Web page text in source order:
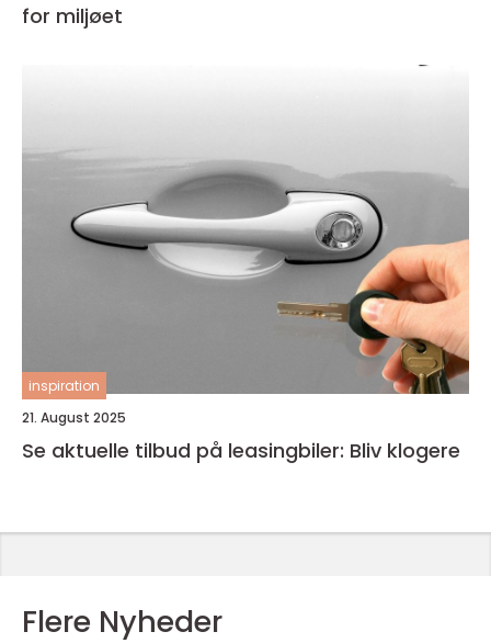
for miljøet
inspiration
21. August 2025
Se aktuelle tilbud på leasingbiler: Bliv klogere
Flere Nyheder